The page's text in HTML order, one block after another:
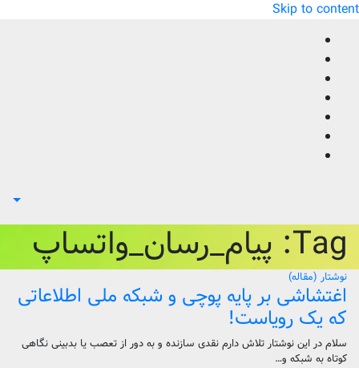
Skip to content
Tag: پیام_رسان_واتساپ
نوشتار (مقاله)
اغتشاشی بر پایه پوچی و شبکه ملی اطلاعاتی
که یک رویاست!
سلام در این نوشتار تلاش دارم نقدی سازنده و به دور از تعصب یا بدبینی نگاهی
کوتاه به شبکه و…